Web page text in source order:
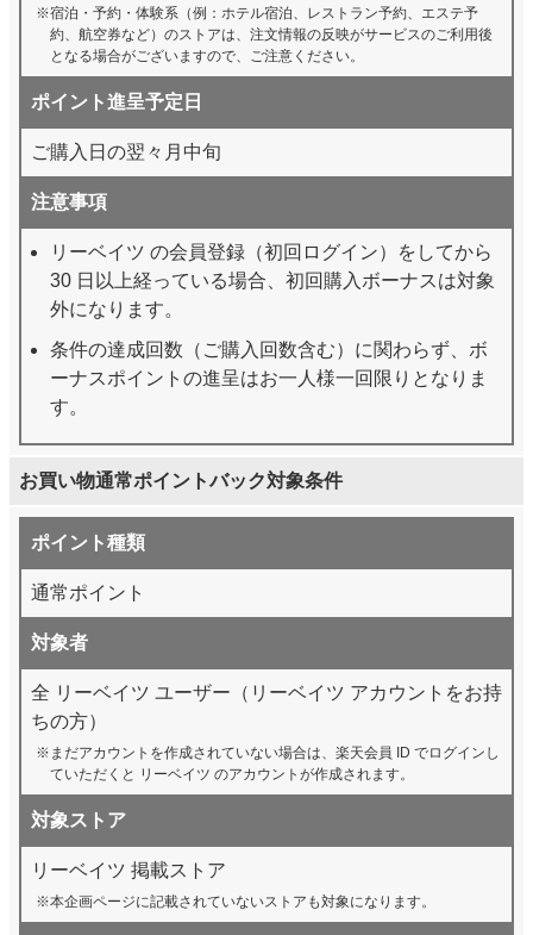
宿泊・予約・体験系（例：ホテル宿泊、レストラン予約、エステ予
約、航空券など）のストアは、注文情報の反映がサービスのご利用後
となる場合がございますので、ご注意ください。
ポイント進呈予定日
ご購入日の翌々月中旬
注意事項
リーベイツ の会員登録（初回ログイン）をしてから
30 日以上経っている場合、初回購入ボーナスは対象
外になります。
条件の達成回数（ご購入回数含む）に関わらず、ボ
ーナスポイントの進呈はお一人様一回限りとなりま
す。
お買い物通常ポイントバック対象条件
ポイント種類
通常ポイント
対象者
全 リーベイツ ユーザー（リーベイツ アカウントをお持
ちの方）
まだアカウントを作成されていない場合は、楽天会員 ID でログインし
ていただくと リーベイツ のアカウントが作成されます。
対象ストア
リーベイツ 掲載ストア
本企画ページに記載されていないストアも対象になります。